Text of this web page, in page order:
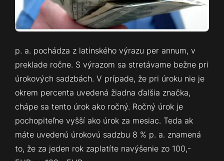
p. a. pochádza z latinského výrazu per annum, v
preklade ročne. S výrazom sa stretávame bežne pri
úrokových sadzbách. V prípade, že pri úroku nie je
okrem percenta uvedená žiadna ďalšia značka,
chápe sa tento úrok ako ročný. Ročný úrok je
pochopiteľne vyšší ako úrok za mesiac. Teda ak
máte uvedenú úrokovú sadzbu 8 % p. a. znamená
to, že za jeden rok zaplatíte navýšenie zo 100,-